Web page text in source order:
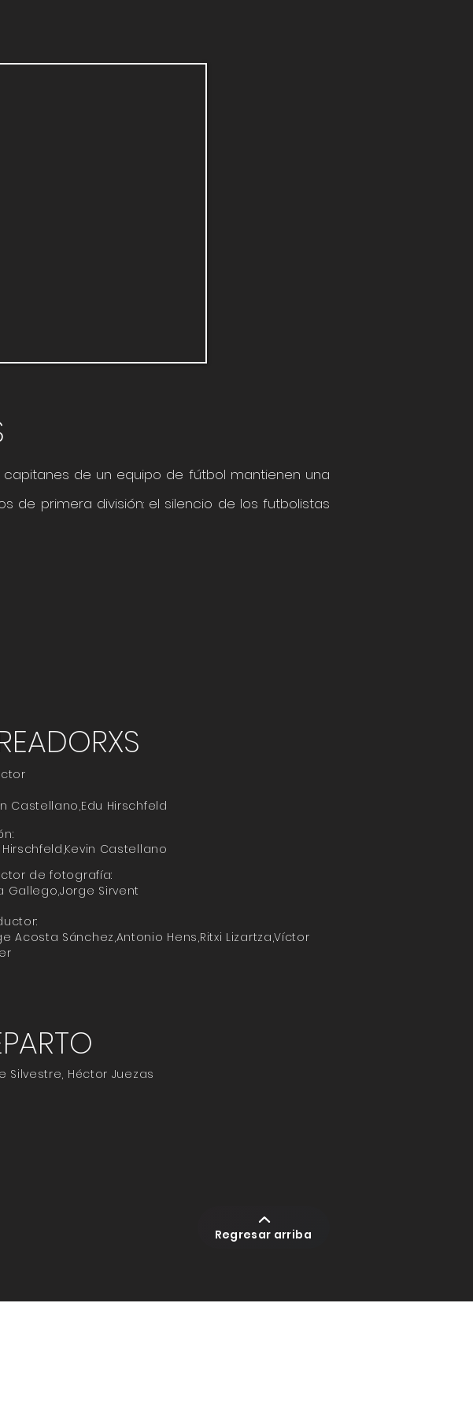
de un equipo de fútbol mantienen una
de primera división: el silencio de los futbolistas
Castellano,Edu Hirschfeld
Hirschfeld,Kevin Castellano
de fotografía:
Gallego,Jorge Sirvent
Acosta Sánchez,Antonio Hens,Ritxi Lizartza,Víctor
Silvestre, Héctor Juezas
Regresar arriba